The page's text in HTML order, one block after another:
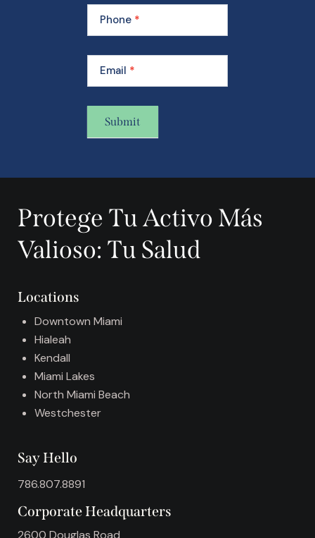
Membership
Phone *
Email *
Submit
l
e
r
n
v
Protege Tu Activo Más
Valioso: Tu Salud
Locations
Downtown Miami
Hialeah
Kendall
Miami Lakes
North Miami Beach
Westchester
Say Hello
786.807.8891
Corporate Headquarters